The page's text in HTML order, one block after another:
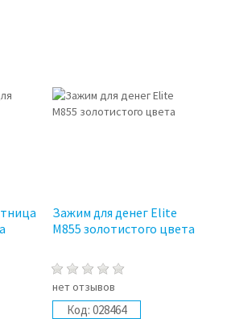
Зажим для денег Elite
M855 золотистого цвета
нет отзывов
Код: 028464